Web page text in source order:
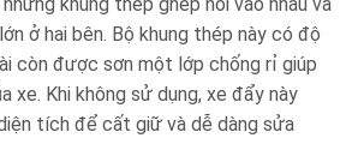
ở hai bên. Bộ khung thép này có độ
còn được sơn một lớp chống rỉ giúp
xe. Khi không sử dụng, xe đẩy này
tích để cất giữ và dễ dàng sửa